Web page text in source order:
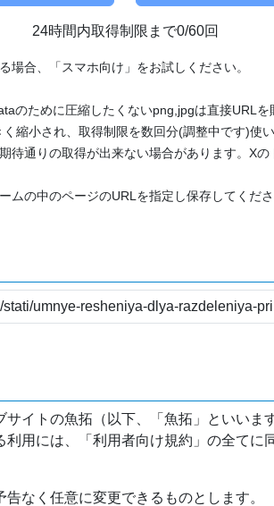
24時間内取得制限まで0/60回
場合、「スマホ向け」をお試しください。
のために圧縮したくないpng,jpgは直接URL
縮小され、取得制限を数回分(調整中です)使い
待通りの取得が出来ない場合があります。X
ムの中のページのURLを指定し保存してくだ
サイトの魚拓（以下、「魚拓」といいま
用には、「利用者向け規約」の全てに
なく任意に変更できるものとします。